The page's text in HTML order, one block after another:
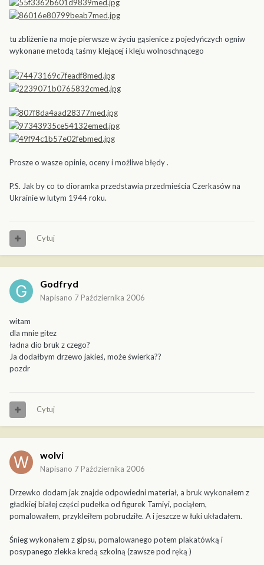
tu zbliżenie na moje pierwsze w życiu gąsienice z pojedyńczych ogniw
wykonane metodą taśmy klejącej i kleju wolnoschnącego
Prosze o wasze opinie, oceny i możliwe błędy .
P.S. Jak by co to dioramka przedstawia przedmieścia Czerkasów na
Ukrainie w lutym 1944 roku.
Cytuj
Godfryd
Napisano 7 Października 2006
witam
dla mnie gitez
ładna dio bruk z czego?
Ja dodałbym drzewo jakieś, może świerka??
pozdr
Cytuj
wolvi
Napisano 7 Października 2006
Drzewko dodam jak znajde odpowiedni materiał, a bruk wykonałem z
gładkiej białej części pudełka od figurek Tamiyi, pociąłem,
pomalowałem, przykleiłem pobrudziłe. A i jeszcze w łuki układałem.
Śnieg wykonałem z gipsu, pomalowanego potem plakatówką i
posypanego zlekka kredą szkolną (zawsze pod ręką )